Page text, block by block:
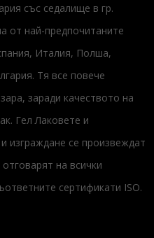
със седалище в гр.
от най-предпочитаните
Италия, Полша,
Тя все повече
заради качеството на
Гел Лаковете и
изграждане се произвеждат
на всички
сертификати ISO.